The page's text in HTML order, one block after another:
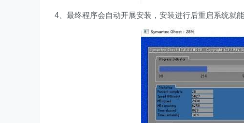
4、最终程序会自动开展安装，安装进行后重启系统就